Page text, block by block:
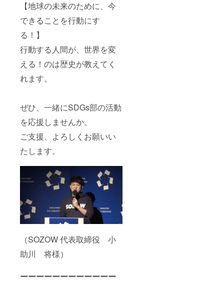
【地球の未来のために、今
できることを行動にす
る！】
行動する人間が、世界を変
える！のは歴史が教えてく
れます。
ぜひ、一緒にSDGs部の活動
を応援しませんか。
ご支援、よろしくお願いい
たします。
（SOZOW 代表取締役 小
助川 将様）
ーーーーーーーーーーーー